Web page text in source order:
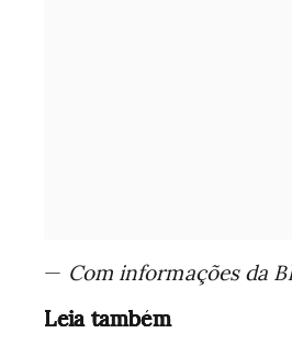
— Com informações da
Leia também